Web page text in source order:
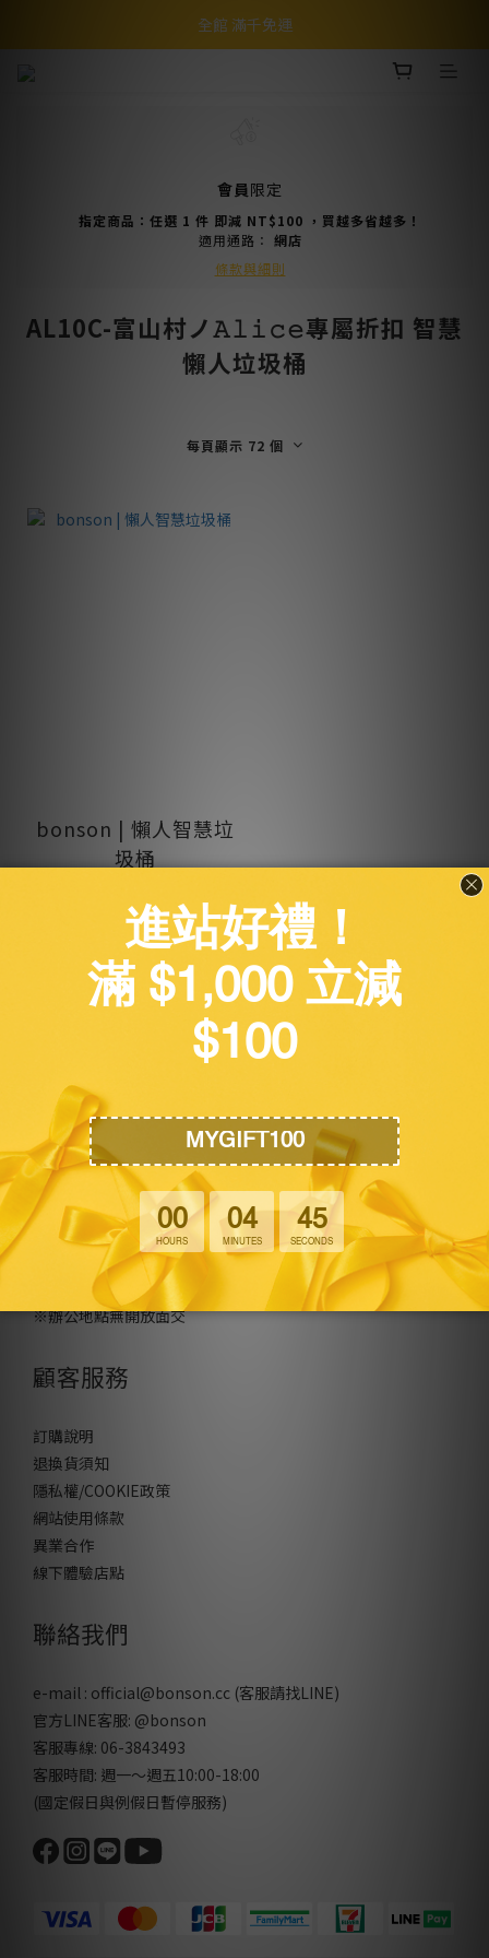
全館 滿千免運
會員限定
指定商品：任選 1 件 即減 NT$100 ，買越多省越多！
適用通路： 網店
條款與細則
AL10C-富山村ノ𝙰𝚕𝚒𝚌𝚎專屬折扣 智慧
懶人垃圾桶
每頁顯示 72 個
bonson | 懶人智慧垃
圾桶
NT$3,280
加入購物車
關於我們
公司名稱 : 萬博創意科技有限公司
統編: 85030997
公司地址 : 台南市安南區工業五路26號2樓
※辦公地點無開放面交
顧客服務
訂購說明
退換貨須知
隱私權/COOKIE政策
網站使用條款
異業合作
線下體驗店點
聯絡我們
e-mail : official@bonson.cc (客服請找LINE)
官方LINE客服: @bonson
客服專線: 06-3843493
客服時間: 週一～週五10:00-18:00
(國定假日與例假日暫停服務)